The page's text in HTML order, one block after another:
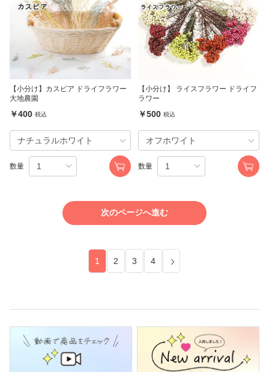
【小分け】カスピア ドライフラワー
大地農園
￥400 税込
数量
【小分け】 ライスフラワー ドライフ
ラワー
￥500 税込
数量
次のページへ進む
1 2 3 4